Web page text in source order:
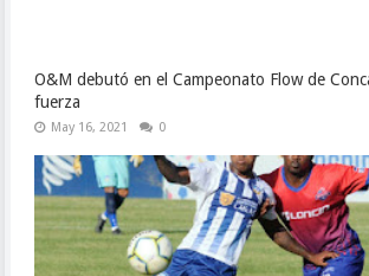
O&M debutó en el Campeonato Flow de
fuerza
May 16, 2021 0